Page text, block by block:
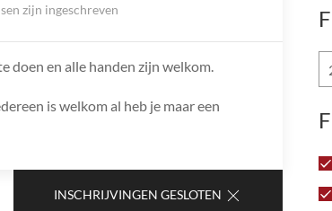
zijn ingeschreven
doen en alle handen zijn welkom.
is welkom al heb je maar een
INSCHRIJVINGEN GESLOTEN